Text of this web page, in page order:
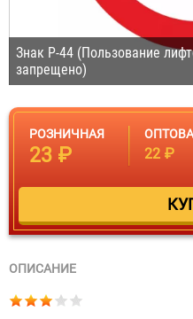
Знак P-44 (Пользование
запрещено)
РОЗНИЧНАЯ
23 ₽ 22 ₽
ОПИСАНИЕ